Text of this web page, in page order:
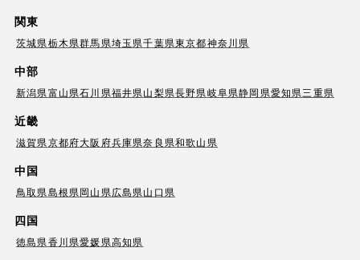
関東
茨城県栃木県群馬県埼玉県千葉県東京都神奈川県
中部
新潟県富山県石川県福井県山梨県長野県岐阜県静岡県愛知県三重県
近畿
滋賀県京都府大阪府兵庫県奈良県和歌山県
中国
鳥取県島根県岡山県広島県山口県
四国
徳島県香川県愛媛県高知県